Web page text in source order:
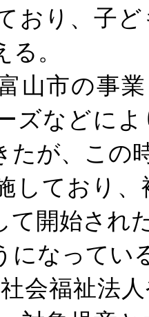
おり、子
。
山市の事
ズなどに
たが、この
しており
て開始され
になってい
会福祉法